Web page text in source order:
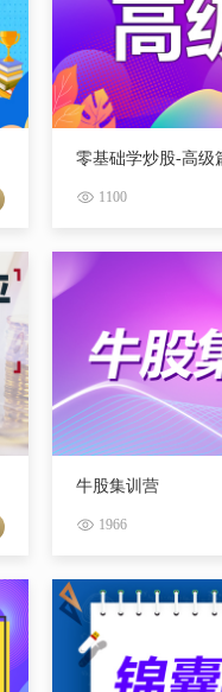
零基础学炒股-高级
1100
牛股集训营
1966